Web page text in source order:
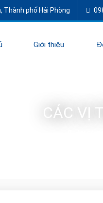
Thành phố Hải Phòng
Giới thiệu
CÁC VỊ